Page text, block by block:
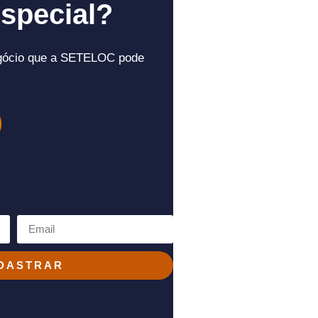
que a SETELOC pode